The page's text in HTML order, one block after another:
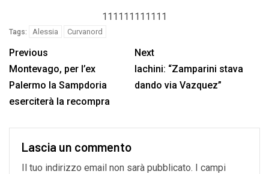
111111111111
Tags: Alessia Curvanord
Previous
Montevago, per l’ex
Palermo la Sampdoria
eserciterà la recompra
Next
Iachini: “Zamparini stava
dando via Vazquez”
Lascia un commento
Il tuo indirizzo email non sarà pubblicato. I campi